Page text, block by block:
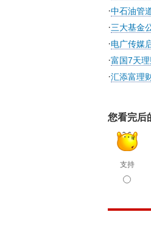
·中石油管
·三大基金
·电广传媒
·富国7天
·汇添富理
您看完后
支持